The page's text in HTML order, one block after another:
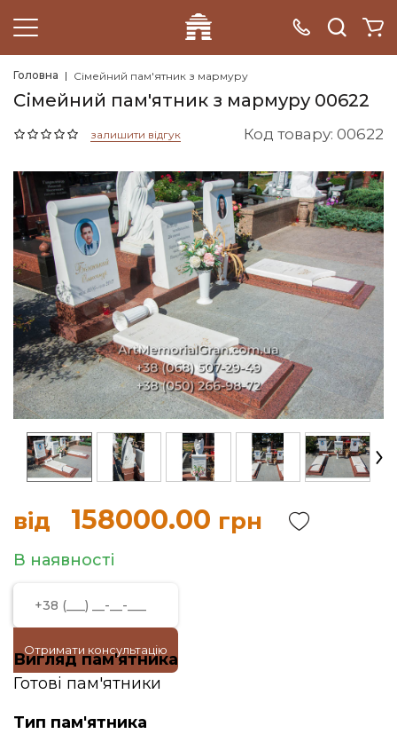
Головна Сімейний пам'ятник з мармуру
Сімейний пам'ятник з мармуру 00622
залишити відгук Код товару: 00622
від 158000.00 грн
В наявності
Отримати консультацію
Вигляд пам'ятника
Готові пам'ятники
Тип пам'ятника